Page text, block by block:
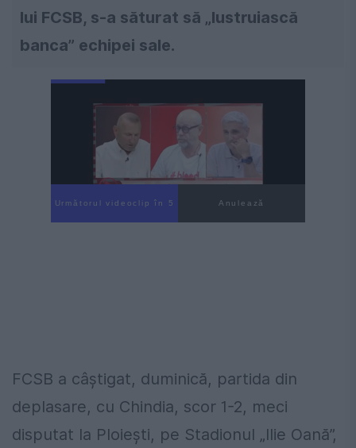
lui FCSB, s-a săturat să „lustruiască
banca” echipei sale.
Următorul videoclip în 4 Anulează
FCSB a câștigat, duminică, partida din
deplasare, cu Chindia, scor 1-2, meci
disputat la Ploiești, pe Stadionul „Ilie Oană”,